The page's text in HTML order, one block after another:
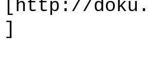
[http://
]